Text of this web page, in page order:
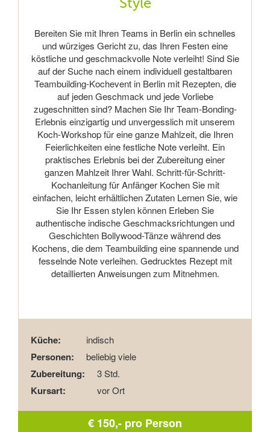
Style
Bereiten Sie mit Ihren Teams in Berlin ein schnelles
und würziges Gericht zu, das Ihren Festen eine
köstliche und geschmackvolle Note verleiht! Sind Sie
auf der Suche nach einem individuell gestaltbaren
Teambuilding-Kochevent in Berlin mit Rezepten, die
auf jeden Geschmack und jede Vorliebe
zugeschnitten sind? Machen Sie Ihr Team-Bonding-
Erlebnis einzigartig und unvergesslich mit unserem
Koch-Workshop für eine ganze Mahlzeit, die Ihren
Feierlichkeiten eine festliche Note verleiht. Ein
praktisches Erlebnis bei der Zubereitung einer
ganzen Mahlzeit Ihrer Wahl. Schritt-für-Schritt-
Kochanleitung für Anfänger Kochen Sie mit
einfachen, leicht erhältlichen Zutaten Lernen Sie, wie
Sie Ihr Essen stylen können Erleben Sie
authentische indische Geschmacksrichtungen und
Geschichten Bollywood-Tänze während des
Kochens, die dem Teambuilding eine spannende und
fesselnde Note verleihen. Gedrucktes Rezept mit
detaillierten Anweisungen zum Mitnehmen.
Küche: indisch
Personen: beliebig viele
Zubereitung: 3 Std.
Kursart: vor Ort
€ 150,- pro Person